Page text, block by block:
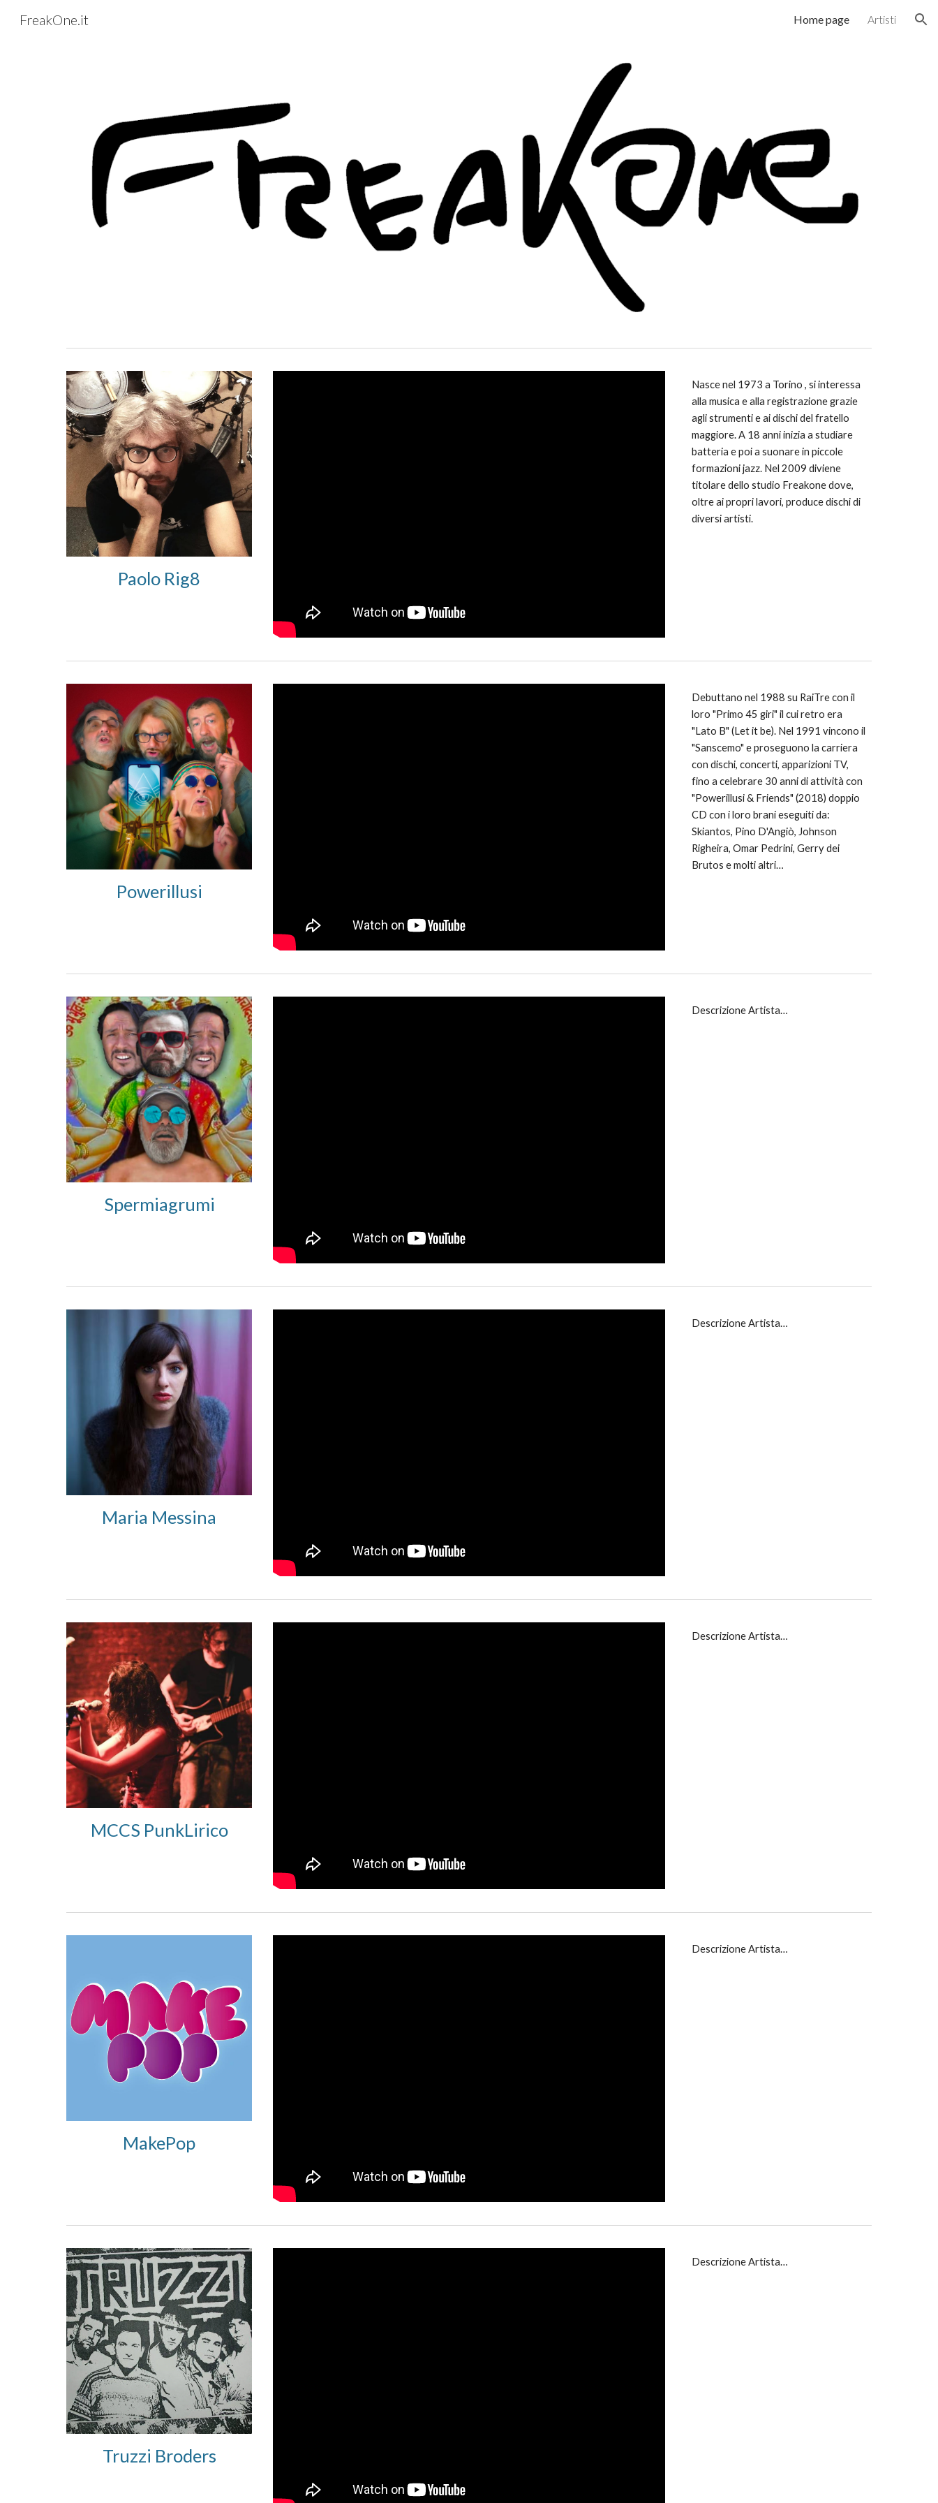
FreakOne.it Home page Artisti
Paolo Rig8
Nasce nel 1973 a Torino , si interessa
alla musica e alla registrazione grazie
agli strumenti e ai dischi del fratello
maggiore. A 18 anni inizia a studiare
batteria e poi a suonare in piccole
formazioni jazz. Nel 2009 diviene
titolare dello studio Freakone dove,
oltre ai propri lavori, produce dischi di
diversi artisti.
Powerillusi
Debuttano nel 1988 su RaiTre con il
loro "Primo 45 giri" il cui retro era
"Lato B" (Let it be). Nel 1991 vincono il
"Sanscemo" e proseguono la carriera
con dischi, concerti, apparizioni TV,
fino a celebrare 30 anni di attività con
"Powerillusi & Friends" (2018) doppio
CD con i loro brani eseguiti da:
Skiantos, Pino D'Angiò, Johnson
Righeira, Omar Pedrini, Gerry dei
Brutos e molti altri…
Spermiagrumi
Descrizione Artista…
Maria Messina
Descrizione Artista…
MCCS PunkLirico
Descrizione Artista…
MakePop
Descrizione Artista…
Truzzi Broders
Descrizione Artista…